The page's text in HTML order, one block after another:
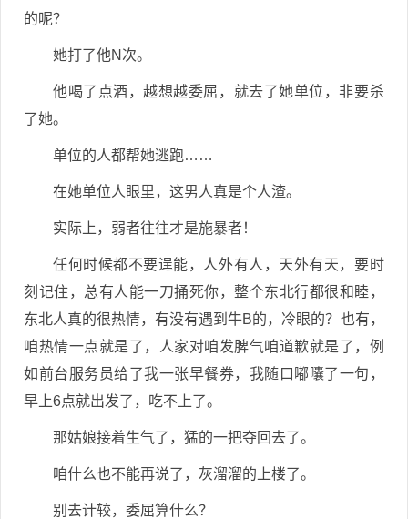
的呢？
她打了他N次。
他喝了点酒，越想越委屈，就去了她单位，非要杀
了她。
单位的人都帮她逃跑……
在她单位人眼里，这男人真是个人渣。
实际上，弱者往往才是施暴者！
任何时候都不要逞能，人外有人，天外有天，要时
刻记住，总有人能一刀捅死你，整个东北行都很和睦，
东北人真的很热情，有没有遇到牛B的，冷眼的？也有，
咱热情一点就是了，人家对咱发脾气咱道歉就是了，例
如前台服务员给了我一张早餐券，我随口嘟囔了一句，
早上6点就出发了，吃不上了。
那姑娘接着生气了，猛的一把夺回去了。
咱什么也不能再说了，灰溜溜的上楼了。
别去计较，委屈算什么？